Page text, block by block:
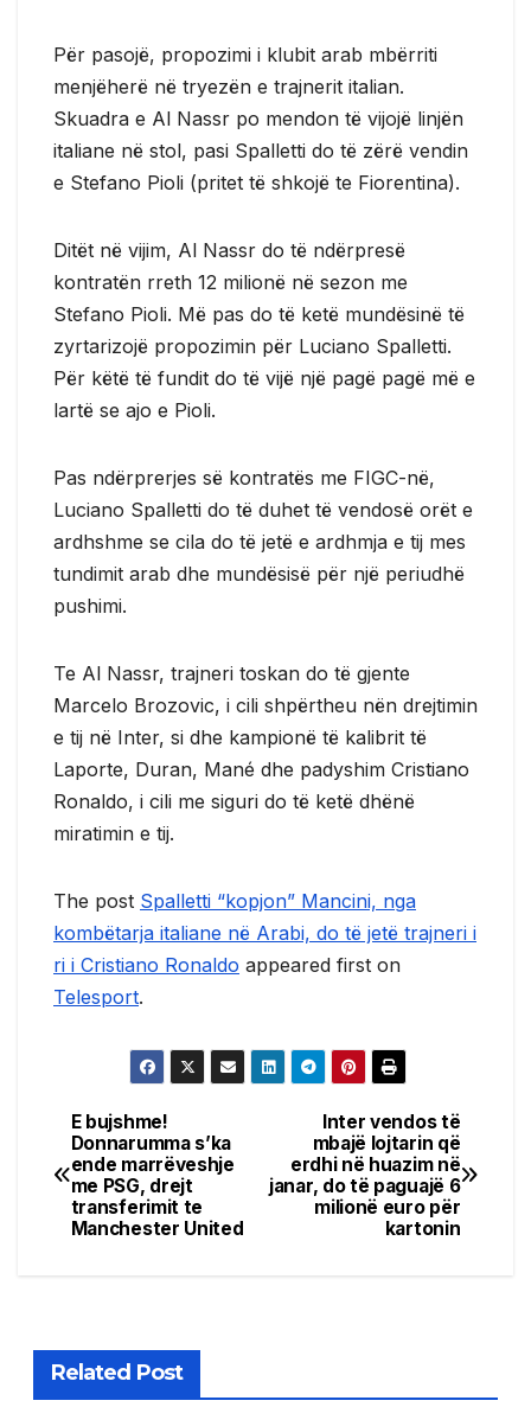
Për pasojë, propozimi i klubit arab mbërriti
menjëherë në tryezën e trajnerit italian.
Skuadra e Al Nassr po mendon të vijojë linjën
italiane në stol, pasi Spalletti do të zërë vendin
e Stefano Pioli (pritet të shkojë te Fiorentina).
Ditët në vijim, Al Nassr do të ndërpresë
kontratën rreth 12 milionë në sezon me
Stefano Pioli. Më pas do të ketë mundësinë të
zyrtarizojë propozimin për Luciano Spalletti.
Për këtë të fundit do të vijë një pagë pagë më e
lartë se ajo e Pioli.
Pas ndërprerjes së kontratës me FIGC-në,
Luciano Spalletti do të duhet të vendosë orët e
ardhshme se cila do të jetë e ardhmja e tij mes
tundimit arab dhe mundësisë për një periudhë
pushimi.
Te Al Nassr, trajneri toskan do të gjente
Marcelo Brozovic, i cili shpërtheu nën drejtimin
e tij në Inter, si dhe kampionë të kalibrit të
Laporte, Duran, Mané dhe padyshim Cristiano
Ronaldo, i cili me siguri do të ketë dhënë
miratimin e tij.
The post Spalletti “kopjon” Mancini, nga
kombëtarja italiane në Arabi, do të jetë trajneri i
ri i Cristiano Ronaldo appeared first on
Telesport.
Post
navigation
Inter vendos të
mbajë lojtarin që
erdhi në huazim në
janar, do të paguajë 6
milionë euro për
kartonin
E bujshme!
Donnarumma s’ka
ende marrëveshje
me PSG, drejt
transferimit te
Manchester United
Related Post